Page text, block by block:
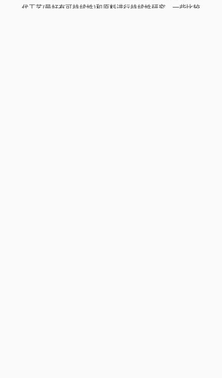
代工艺(最好有可持续性)和原料进行持续性研究。一些比较